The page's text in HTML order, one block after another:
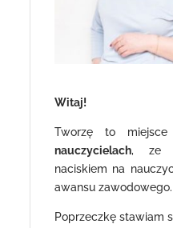
Witaj!
Tworzę to miejsce
nauczycielach, ze
naciskiem na
awansu zawodowego.
Poprzeczkę stawiam